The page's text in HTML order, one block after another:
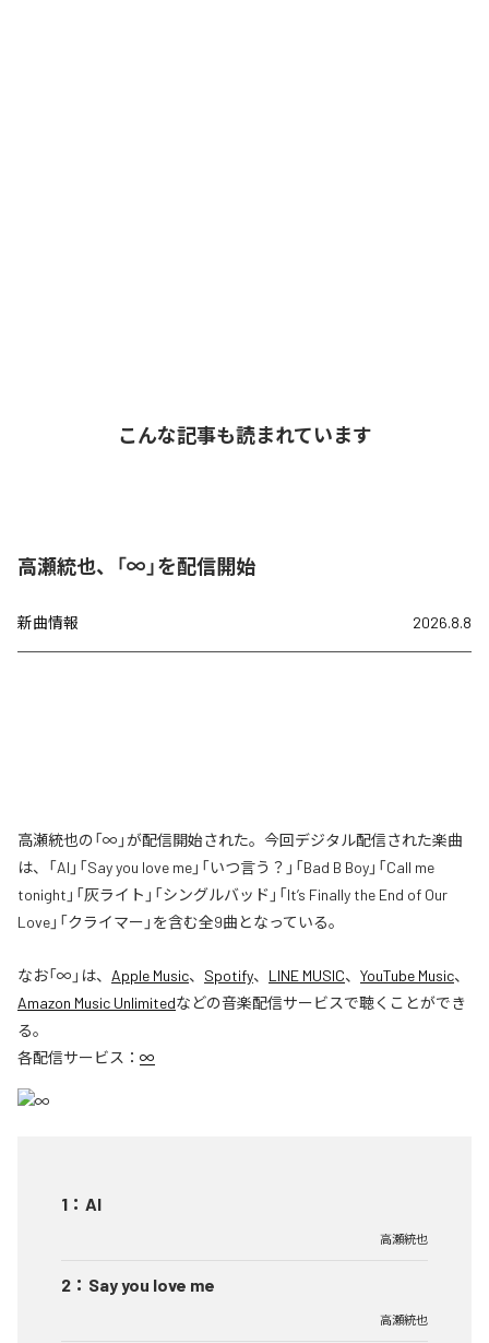
こんな記事も読まれています
高瀬統也、「∞」を配信開始
新曲情報 2026.8.8
高瀬統也の「∞」が配信開始された。今回デジタル配信された楽曲
は、「AI」「Say you love me」「いつ言う？」「Bad B Boy」「Call me
tonight」「灰ライト」「シングルバッド」「It’s Finally the End of Our
Love」「クライマー」を含む全9曲となっている。
なお「∞ 」は、 Apple Music、 Spotify、 LINE MUSIC、 YouTube Music、
Amazon Music Unlimitedなどの音楽配信サービスで聴くことができ
る。
各配信サービス： ∞
1 ： AI
高瀬統也
2 ： Say you love me
高瀬統也